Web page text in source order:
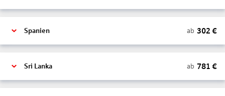
Spanien ab 302 €
Sri Lanka ab 781 €